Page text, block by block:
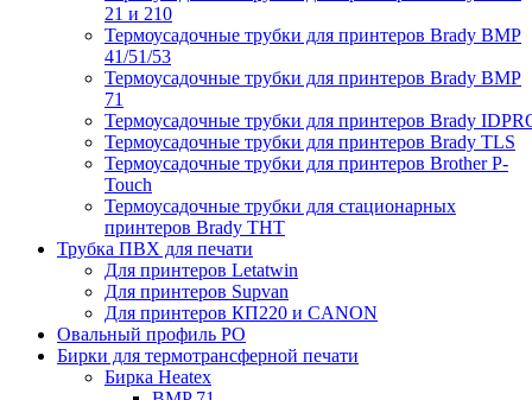
21 и 210
Термоусадочные трубки для принтеров Brady BMP
41/51/53
Термоусадочные трубки для принтеров Brady BMP
71
Термоусадочные трубки для принтеров Brady
Термоусадочные трубки для принтеров Brady TLS
Термоусадочные трубки для принтеров Brother P-
Touch
Термоусадочные трубки для стационарных
принтеров Brady THT
Трубка ПВХ для печати
Для принтеров Letatwin
Для принтеров Supvan
Для принтеров КП220 и CANON
Овальный профиль PO
Бирки для термотрансферной печати
Бирка Heatex